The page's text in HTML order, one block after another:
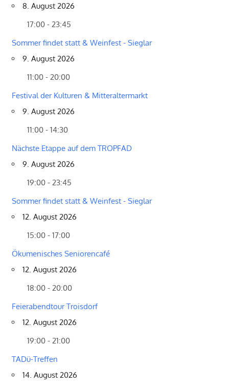
8. August 2026
17:00 - 23:45
Sommer findet statt & Weinfest - Sieglar
9. August 2026
11:00 - 20:00
Festival der Kulturen & Mitteraltermarkt
9. August 2026
11:00 - 14:30
Nächste Etappe auf dem TROPFAD
9. August 2026
19:00 - 23:45
Sommer findet statt & Weinfest - Sieglar
12. August 2026
15:00 - 17:00
Ökumenisches Seniorencafé
12. August 2026
18:00 - 20:00
Feierabendtour Troisdorf
12. August 2026
19:00 - 21:00
TADü-Treffen
14. August 2026